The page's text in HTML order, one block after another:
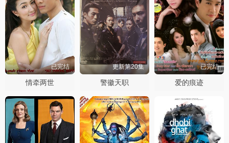
已完结
情牵两世
更新第20集
警徽天职
已完结
爱的痕迹